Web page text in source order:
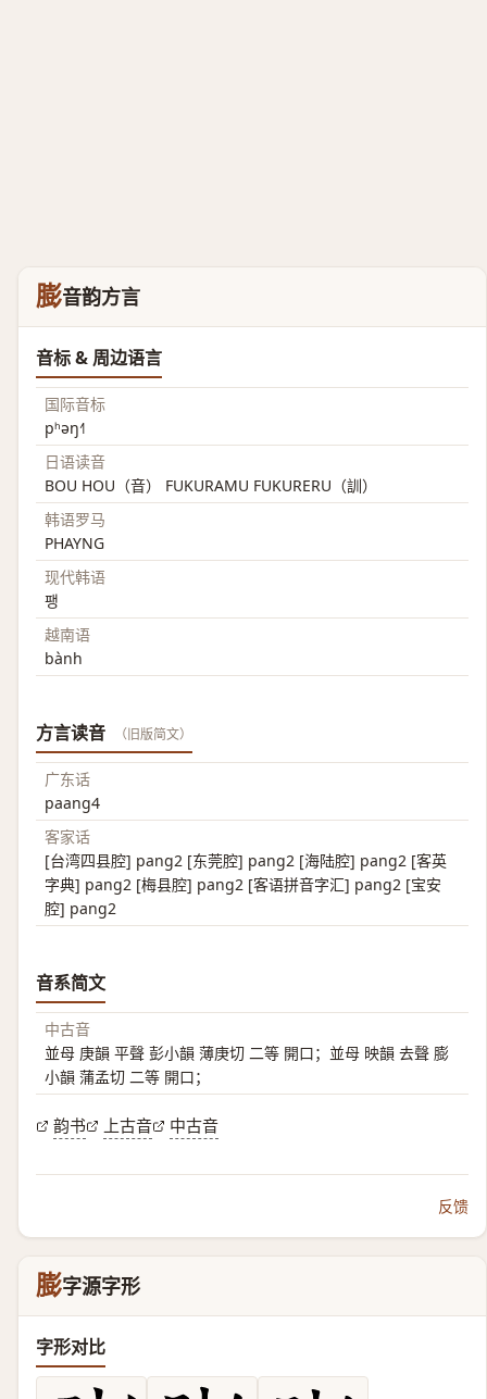
膨音韵方言
音标 & 周边语言
国际音标
pʰəŋ˧˥
日语读音
BOU HOU（音） FUKURAMU FUKURERU（訓）
韩语罗马
PHAYNG
现代韩语
팽
越南语
bành
方言读音 （旧版简文）
广东话
paang4
客家话
[台湾四县腔] pang2 [东莞腔] pang2 [海陆腔] pang2 [客英
字典] pang2 [梅县腔] pang2 [客语拼音字汇] pang2 [宝安
腔] pang2
音系简文
中古音
並母 庚韻 平聲 彭小韻 薄庚切 二等 開口；並母 映韻 去聲 膨
小韻 蒲孟切 二等 開口；
韵书 上古音 中古音
反馈
膨字源字形
字形对比